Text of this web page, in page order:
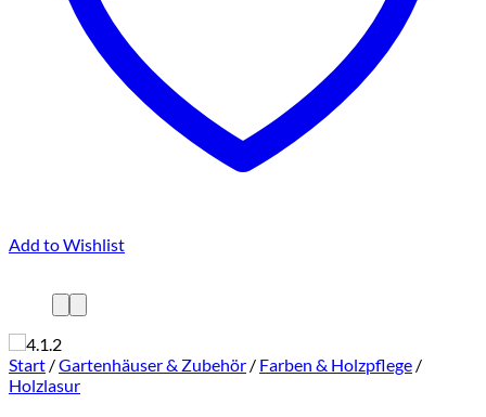
Add to Wishlist
Start /Gartenhäuser & Zubehör / Farben & Holzpflege /
Holzlasur